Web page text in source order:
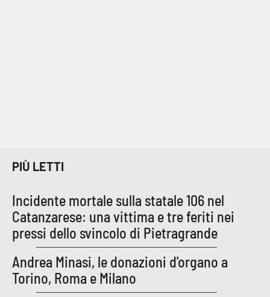
PIÙ LETTI
Incidente mortale sulla statale 106 nel
Catanzarese: una vittima e tre feriti nei
pressi dello svincolo di Pietragrande
Andrea Minasi, le donazioni d'organo a
Torino, Roma e Milano